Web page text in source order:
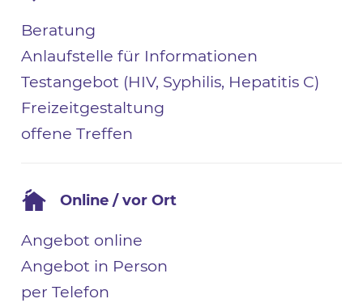
Beratung
Anlaufstelle für Informationen
Testangebot (HIV, Syphilis, Hepatitis C)
Freizeitgestaltung
offene Treffen
Online / vor Ort
Angebot online
Angebot in Person
per Telefon